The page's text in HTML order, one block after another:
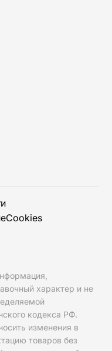
Cookies
сайта и аналитики.
характер и не
кодекса РФ.
изменения в
товаров без